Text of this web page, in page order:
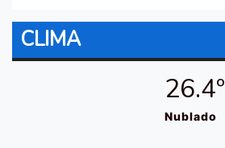
CLIMA
26.4º
Nublado